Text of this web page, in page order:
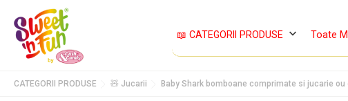
📖 CATEGORII PRODUSE keyboard_arrow_down Toate
CATEGORII PRODUSE 🧸 Jucarii Baby Shark bomboane comprimate si jucarie